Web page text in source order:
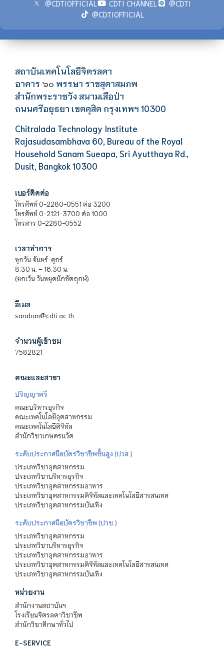
@CDTIOFFICIAL CDTI CHANNEL
@CDTI
@CDTIOFFICIAL
สถาบันเทคโนโลยีจิตรลดา
อาคาร ๖๐ พรรษา ราชสุดาสมภพ
สำนักพระราชวัง สนามเสือป่า
ถนนศรีอยุธยา เขตดุสิต กรุงเทพฯ 10300
Chitralada Technology Institute
Rajasudasambhava 60, Bureau of the Royal
Household Sanam Sueapa, Sri Ayutthaya Rd.,
Dusit, Bangkok 10300
เบอร์ติดต่อ
โทรศัพท์ 0-2280-0551 ต่อ 3200
โทรศัพท์ 0-2121-3700 ต่อ 1000
โทรสาร 0-2280-0552
เวลาทำการ
ทุกวัน จันทร์-ศุกร์
8.30 น. – 16.30 น.
(ยกเว้น วันหยุดนักขัตฤกษ์)
อีเมล
saraban@cdti.ac.th
จำนวนผู้เข้าชม
7582821
คณะและสาขา
ปริญญาตรี
คณะบริหารธุรกิจ
คณะเทคโนโลยีอุตสาหกรรม
คณะเทคโนโลยีดิจิทัล
สำนักวิชาเกษตรนวัต
ระดับประกาศนียบัตรวิชาชีพชั้นสูง (ปวส.)
ประเภทวิชาอุตสาหกรรม
ประเภทวิชาบริหารธุรกิจ
ประเภทวิชาอุตสาหกรรมอาหาร
ประเภทวิชาอุตสาหกรรมดิจิทัลและเทคโนโลยีสารสนเทศ
ประเภทวิชาอุตสาหกรรมบันเทิง
ระดับประกาศนียบัตรวิชาชีพ (ปวช.)
ประเภทวิชาอุตสาหกรรม
ประเภทวิชาบริหารธุรกิจ
ประเภทวิชาอุตสาหกรรมอาหาร
ประเภทวิชาอุตสาหกรรมดิจิทัลและเทคโนโลยีสารสนเทศ
ประเภทวิชาอุตสาหกรรมบันเทิง
หน่วยงาน
สำนักงานสถาบันฯ
โรงเรียนจิตรลดาวิชาชีพ
สำนักวิชาศึกษาทั่วไป
E-SERVICE